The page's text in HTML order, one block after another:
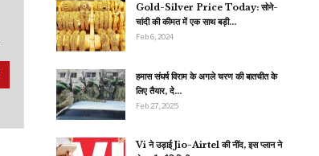
Gold-Silver Price Today: सोने-
चांदी की कीमत में एक साथ बड़ी…
Feb 6, 2024
हमास संघर्ष विराम के अगले चरण की बातचीत के
लिए तैयार, दे…
Feb 27, 2025
Vi ने उड़ाई Jio-Airtel की नींद, इस प्लान ने